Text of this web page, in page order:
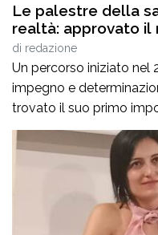
Le palestre della
realtà: approvato
di redazione
Un percorso iniziato nel
impegno e
trovato il suo primo
l’approvazione della
si completa con un
l’approvazione del
il riconoscimento e il